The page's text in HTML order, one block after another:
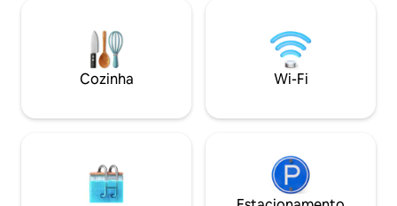
secar roupa Acesso à piscina comum
(não aquecida) das 9:00 às 19:00.
Estacionamento grátis no lado do quarto
para 1 veículo
mediante
você se liberte
sua serenidade.
Cozinha Wi-Fi